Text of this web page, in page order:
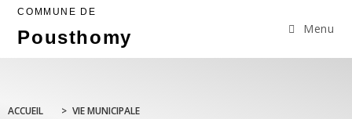
COMMUNE DE
Pousthomy Menu
ACCUEIL > VIE MUNICIPALE